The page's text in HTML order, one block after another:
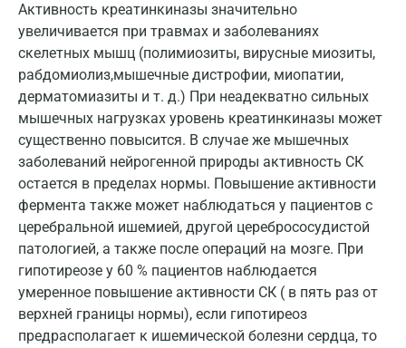
Активность креатинкиназы значительно
увеличивается при травмах и заболеваниях
скелетных мышц (полимиозиты, вирусные миозиты,
рабдомиолиз,мышечные дистрофии, миопатии,
дерматомиазиты и т. д.) При неадекватно сильных
мышечных нагрузках уровень креатинкиназы может
существенно повысится. В случае же мышечных
заболеваний нейрогенной природы активность СК
остается в пределах нормы. Повышение активности
фермента также может наблюдаться у пациентов с
церебральной ишемией, другой церебрососудистой
патологией, а также после операций на мозге. При
гипотиреозе у 60 % пациентов наблюдается
умеренное повышение активности СК ( в пять раз от
верхней границы нормы), если гипотиреоз
предрасполагает к ишемической болезни сердца, то
Майкоп
Мурино
Мурманск
Мытищи
Набережные Челны
Наро-Фоминск
Нижневартовск
Нижнекамск
Новокузнецк
Новороссийск